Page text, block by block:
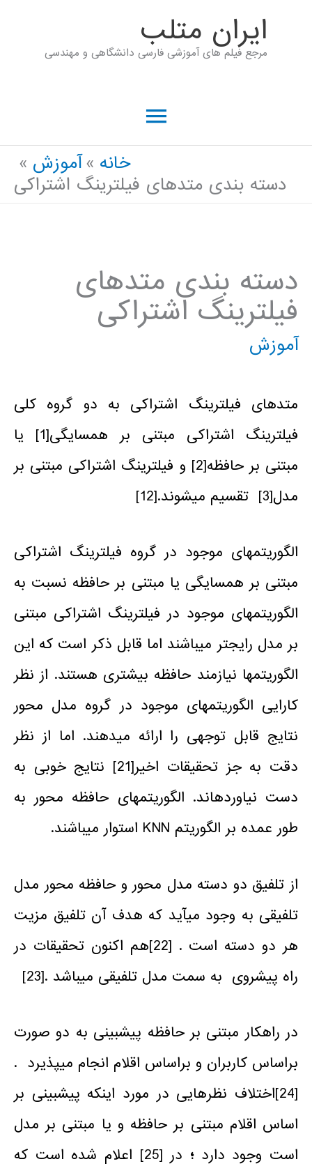
ايران متلب
مرجع فیلم های آموزشی فارسی دانشگاهی و مهندسی
فهرست
اصلی
خانه
آموزش
دسته بندی متدهای فیلترینگ اشتراکی
دسته بندی متدهای
فیلترینگ اشتراکی
آموزش
متدهای فیلترینگ اشتراکی به دو گروه کلی
فیلترینگ اشتراکی مبتنی بر همسایگی[1]
یا
مبتنی بر حافظه[2]
و فیلترینگ اشتراکی مبتنی بر
مدل[3] تقسیم می­شوند.[12]
الگوریتم­های موجود در گروه فیلترینگ اشتراکی
مبتنی بر همسایگی یا مبتنی بر حافظه نسبت به
الگوریتم­های موجود در فیلترینگ اشتراکی مبتنی
بر مدل رایج­تر می­باشند اما قابل ذکر است که این
الگوریتم­ها نیازمند حافظه­ بیشتری هستند. از نظر
کارایی الگوریتم­های موجود در گروه مدل محور
نتایج قابل توجهی را ارائه می­دهند. اما از نظر
دقت به جز تحقیقات اخیر[21] نتایج خوبی به
دست نیاورده­اند. الگوریتم­های حافظه محور به
طور عمده بر الگوریتم KNN استوار می­باشند.
از تلفیق دو دسته مدل محور و حافظه محور مدل
تلفیقی به وجود می­آید که هدف آن تلفیق مزیت
هر دو دسته است . [22]هم اکنون تحقیقات در
راه پیشروی به سمت مدل تلفیقی می­باشد .[23]
در راهکار مبتنی بر حافظه پیش­بینی به دو صورت
براساس کاربران و براساس اقلام انجام می­پذیرد .
[24]اختلاف­ نظر­هایی در مورد اینکه پیش­بینی بر
اساس اقلام مبتنی بر حافظه و یا مبتنی بر مدل
است وجود دارد ؛
در [25] اعلام شده است که